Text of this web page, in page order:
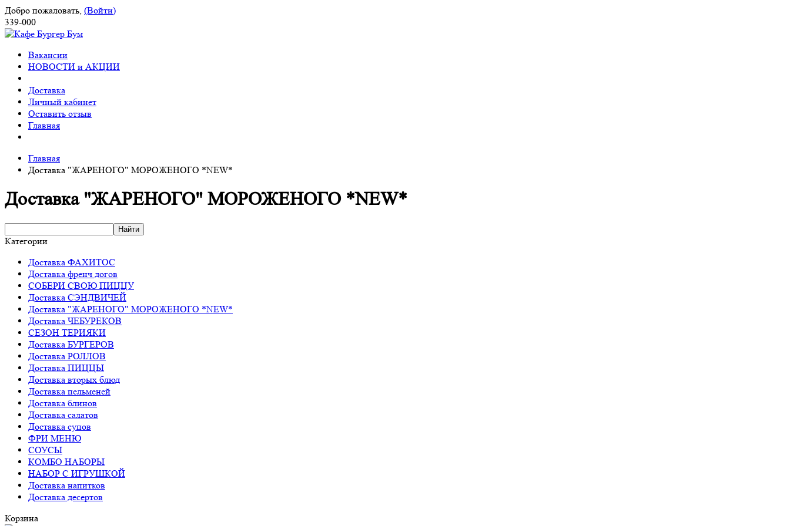
Добро пожаловать, (Войти)
339-000
Вакансии
НОВОСТИ и АКЦИИ
Доставка
Личный кабинет
Оставить отзыв
Главная
Главная
Доставка "ЖАРЕНОГО" МОРОЖЕНОГО *NEW*
Доставка "ЖАРЕНОГО" МОРОЖЕНОГО *NEW*
Категории
Доставка ФАХИТОС
Доставка френч догов
СОБЕРИ СВОЮ ПИЦЦУ
Доставка СЭНДВИЧЕЙ
Доставка "ЖАРЕНОГО" МОРОЖЕНОГО *NEW*
Доставка ЧЕБУРЕКОВ
СЕЗОН ТЕРИЯКИ
Доставка БУРГЕРОВ
Доставка РОЛЛОВ
Доставка ПИЦЦЫ
Доставка вторых блюд
Доставка пельменей
Доставка блинов
Доставка салатов
Доставка супов
ФРИ МЕНЮ
СОУСЫ
КОМБО НАБОРЫ
НАБОР С ИГРУШКОЙ
Доставка напитков
Доставка десертов
Корзина